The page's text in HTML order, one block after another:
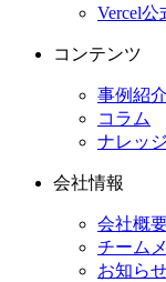
Vercel
コンテンツ
事例紹介
コラム
ナレッジ
会社情報
会社概
チーム
お知ら